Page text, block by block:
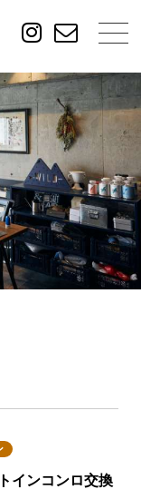
インコンロ交換